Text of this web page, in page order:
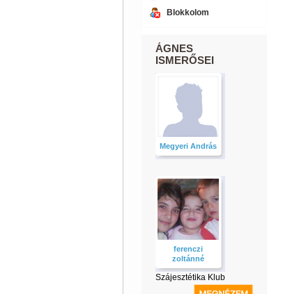
Blokkolom
ÁGNES
ISMERŐSEI
Megyeri András
ferenczi
zoltánné
Szájesztétika Klub